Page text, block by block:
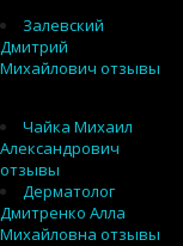
Залевский
Дмитрий
Михайлович отзывы
Чайка Михаил
Александрович
отзывы
Дерматолог
Дмитренко Алла
Михайловна отзывы